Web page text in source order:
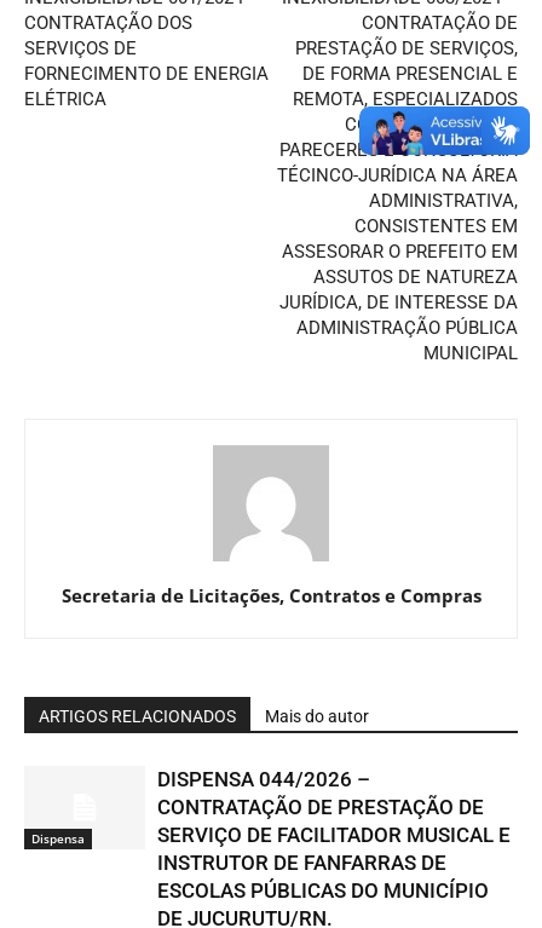
CONTRATAÇÃO DOS
SERVIÇOS DE
FORNECIMENTO DE ENERGIA
ELÉTRICA
CONTRATAÇÃO DE
PRESTAÇÃO DE SERVIÇOS,
DE FORMA PRESENCIAL E
REMOTA, ESPECIALIZADOS
CONCERNENTES EM
PARECERES E CONSULTORIA
TÉCINCO-JURÍDICA NA ÁREA
ADMINISTRATIVA,
CONSISTENTES EM
ASSESORAR O PREFEITO EM
ASSUTOS DE NATUREZA
JURÍDICA, DE INTERESSE DA
ADMINISTRAÇÃO PÚBLICA
MUNICIPAL
Secretaria de Licitações, Contratos e Compras
ARTIGOS RELACIONADOS Mais do autor
Dispensa
DISPENSA 044/2026 –
CONTRATAÇÃO DE PRESTAÇÃO DE
SERVIÇO DE FACILITADOR MUSICAL E
INSTRUTOR DE FANFARRAS DE
ESCOLAS PÚBLICAS DO MUNICÍPIO
DE JUCURUTU/RN.